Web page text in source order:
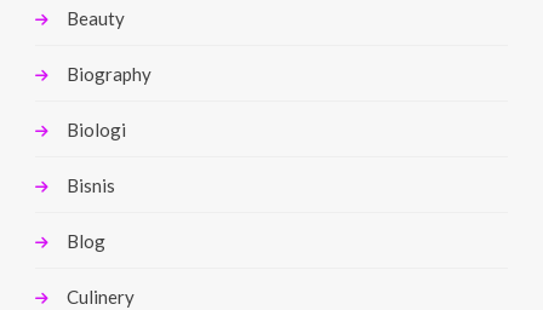
Beauty
Biography
Biologi
Bisnis
Blog
Culinery